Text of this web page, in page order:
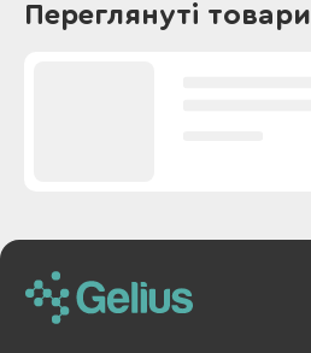
Переглянуті товари